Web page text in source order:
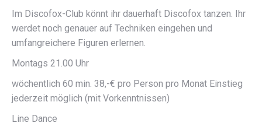
Im Discofox-Club könnt ihr dauerhaft Discofox tanzen. Ihr
werdet noch genauer auf Techniken eingehen und
umfangreichere Figuren erlernen.
Montags 21.00 Uhr
wöchentlich 60 min. 38,-€ pro Person pro Monat Einstieg
jederzeit möglich (mit Vorkenntnissen)
Line Dance